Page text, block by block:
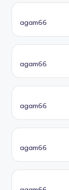
agam66
agam66
agam66
agam66